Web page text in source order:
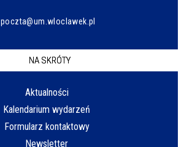
poczta@um.wloclawek.pl
NA SKRÓTY
Aktualności
Kalendarium wydarzeń
Formularz kontaktowy
Newsletter